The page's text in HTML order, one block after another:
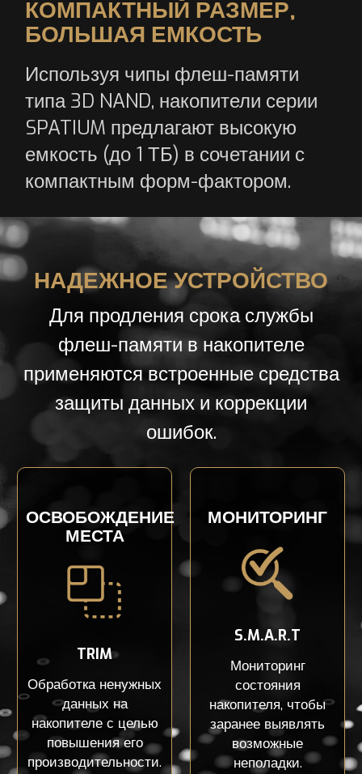
КОМПАКТНЫЙ РАЗМЕР,
БОЛЬШАЯ ЕМКОСТЬ
Используя чипы флеш-памяти
типа 3D NAND, накопители серии
SPATIUM предлагают высокую
емкость (до 1 ТБ) в сочетании с
компактным форм-фактором.
НАДЕЖНОЕ УСТРОЙСТВО
Для продления срока службы
флеш-памяти в накопителе
применяются встроенные средства
защиты данных и коррекции
ошибок.
ОСВОБОЖДЕНИЕ
МЕСТА
TRIM
Обработка ненужных
данных на
накопителе с целью
повышения его
производительности.
МОНИТОРИНГ
S.M.A.R.T
Мониторинг
состояния
накопителя, чтобы
заранее выявлять
возможные
неполадки.